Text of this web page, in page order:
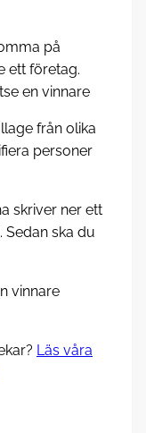
på
ett företag.
en vinnare
från olika
personer
skriver ner ett
Sedan ska du
vinnare
Läs våra